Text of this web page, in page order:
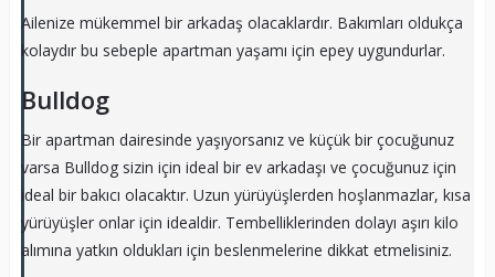
Ailenize mükemmel bir arkadaş olacaklardır. Bakımları oldukça
kolaydır bu sebeple apartman yaşamı için epey uygundurlar.
Bulldog
Bir apartman dairesinde yaşıyorsanız ve küçük bir çocuğunuz
varsa Bulldog sizin için ideal bir ev arkadaşı ve çocuğunuz için
ideal bir bakıcı olacaktır. Uzun yürüyüşlerden hoşlanmazlar, kısa
yürüyüşler onlar için idealdir. Tembelliklerinden dolayı aşırı kilo
alımına yatkın oldukları için beslenmelerine dikkat etmelisiniz.